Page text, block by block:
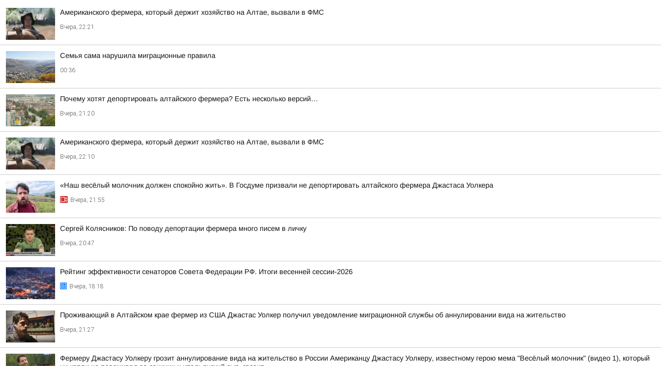
Американского фермера, который держит хозяйство на Алтае, вызвали в ФМС
Вчера, 22:21
Семья сама нарушила миграционные правила
00:36
Почему хотят депортировать алтайского фермера? Есть несколько версий…
Вчера, 21:20
Американского фермера, который держит хозяйство на Алтае, вызвали в ФМС
Вчера, 22:10
«Наш весёлый молочник должен спокойно жить». В Госдуме призвали не депортировать алтайского фермера Джастаса Уолкера
Вчера, 21:55
Сергей Колясников: По поводу депортации фермера много писем в личку
Вчера, 20:47
Рейтинг эффективности сенаторов Совета Федерации РФ. Итоги весенней сессии-2026
Вчера, 18:18
Проживающий в Алтайском крае фермер из США Джастас Уолкер получил уведомление миграционной службы об аннулировании вида на жительство
Вчера, 21:27
Фермеру Джастасу Уолкеру грозит аннулирование вида на жительство в России Американцу Джастасу Уолкеру, известному герою мема "Весёлый молочник" (видео 1), который